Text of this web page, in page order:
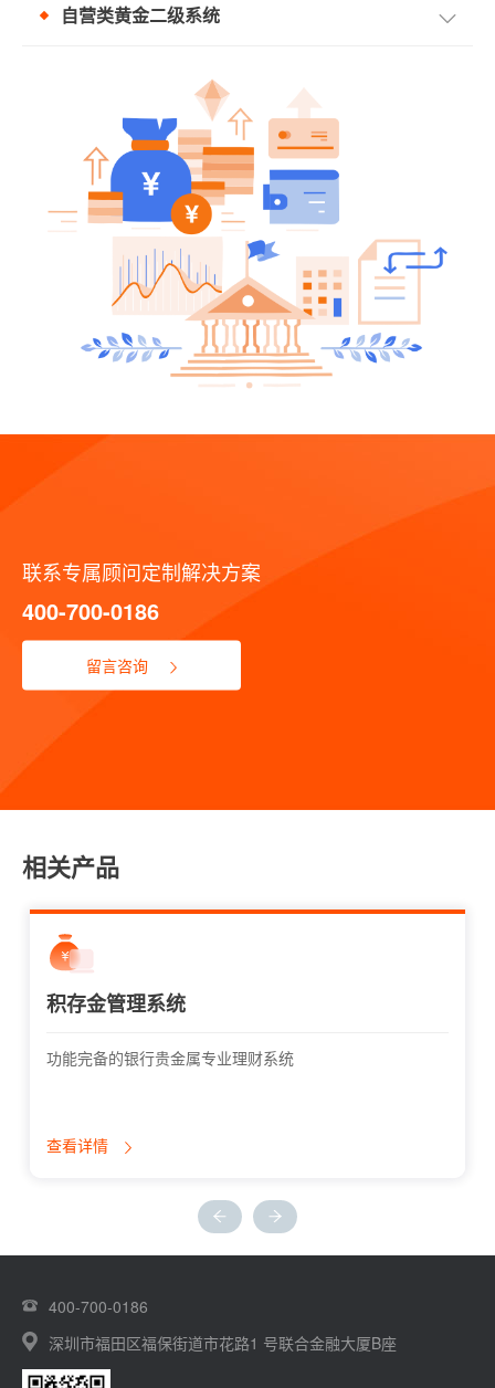
自营类黄金二级系统
联系专属顾问定制解决方案
400-700-0186
留言咨询
相关产品
积存金管理系统
功能完备的银行贵金属专业理财系统
查看详情
400-700-0186
深圳市福田区福保街道市花路1 号联合金融大厦B座